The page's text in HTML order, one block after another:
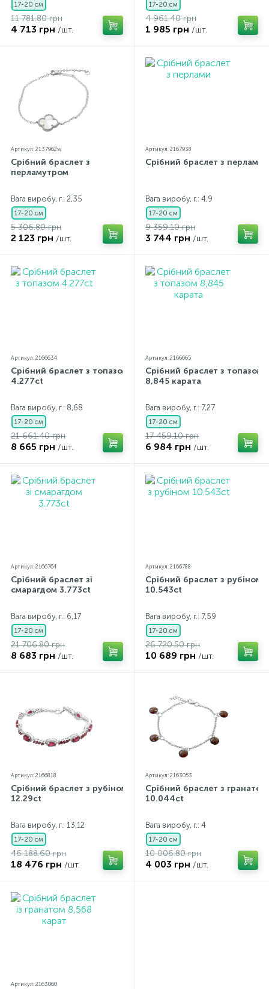
17-20 см
11 781.80 грн
4 713 грн /шт.
17-20 см
4 961.40 грн
1 985 грн /шт.
Артикул: 2137962w
Срібний браслет з
перламутром
Вага виробу, г.: 2,35
17-20 см
5 306.80 грн
2 123 грн /шт.
Артикул: 2167938
Срібний браслет з перлами
Вага виробу, г.: 4,9
17-20 см
9 359.10 грн
3 744 грн /шт.
Артикул: 2166634
Срібний браслет з топазом
4.277ct
Вага виробу, г.: 8,68
17-20 см
21 661.40 грн
8 665 грн /шт.
Артикул: 2166665
Срібний браслет з топазом
8,845 карата
Вага виробу, г.: 7,27
17-20 см
17 459.10 грн
6 984 грн /шт.
Артикул: 2166764
Срібний браслет зі
смарагдом 3.773ct
Вага виробу, г.: 6,17
17-20 см
21 706.80 грн
8 683 грн /шт.
Артикул: 2166788
Срібний браслет з рубіном
10.543ct
Вага виробу, г.: 7,59
17-20 см
26 720.50 грн
10 689 грн /шт.
Артикул: 2166818
Срібний браслет з рубіном
12.29ct
Вага виробу, г.: 13,12
17-20 см
46 188.60 грн
18 476 грн /шт.
Артикул: 2163053
Срібний браслет з гранатом
10.044ct
Вага виробу, г.: 4
17-20 см
10 006.80 грн
4 003 грн /шт.
Артикул: 2163060